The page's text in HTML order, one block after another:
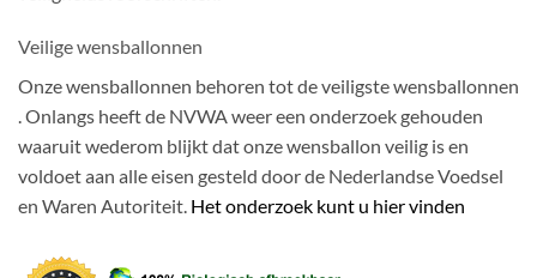
Veilige wensballonnen
Onze wensballonnen behoren tot de veiligste wensballonnen
. Onlangs heeft de NVWA weer een onderzoek gehouden
waaruit wederom blijkt dat onze wensballon veilig is en
voldoet aan alle eisen gesteld door de Nederlandse Voedsel
en Waren Autoriteit. Het onderzoek kunt u hier vinden